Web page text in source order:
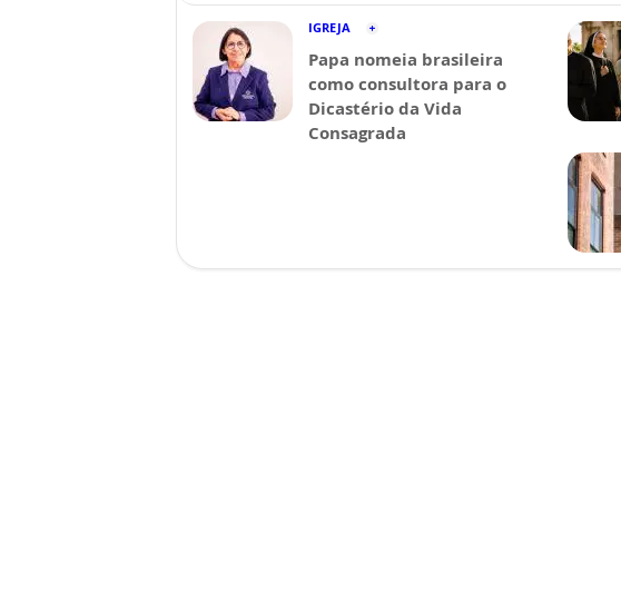
IGREJA
Papa nomeia brasileira
como consultora para o
Dicastério da Vida
Consagrada